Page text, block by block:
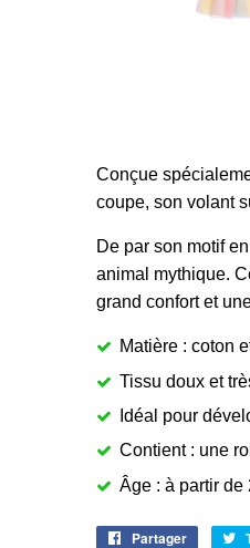
Conçue
coupe, son volant
De par son motif
animal mythique.
grand confort et
Matière : coton
Tissu doux et
Idéal pour
Contient : une
Âge : à partir de
Partager
Partager